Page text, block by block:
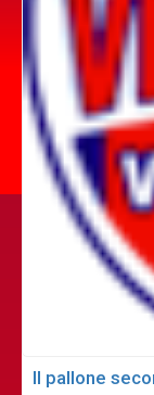
Il pallone